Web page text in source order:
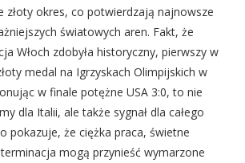
złoty okres, co potwierdzają najnowsze
światowych aren. Fakt, że
Włoch zdobyła historyczny, pierwszy w
medal na Igrzyskach Olimpijskich w
w finale potężne USA 3:0, to nie
dla Italii, ale także sygnał dla całego
pokazuje, że ciężka praca, świetne
mogą przynieść wymarzone